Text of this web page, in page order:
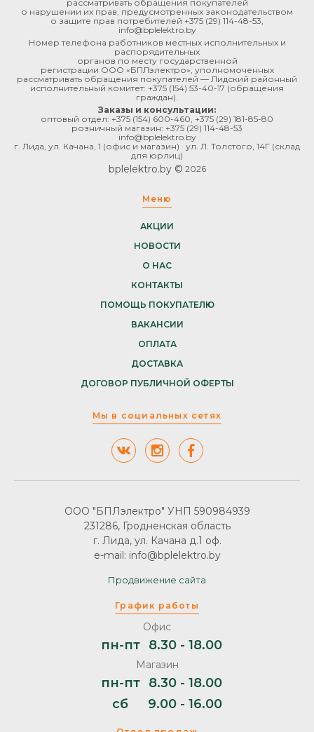
рассматривать обращения покупателей
о нарушении их прав, предусмотренных законодательством
о защите прав потребителей +375 (29) 114-48-53
info@bplelektro.by
Номер телефона работников местных исполнительных и
распорядительных
органов по месту государственной
регистрации ООО «БПЛэлектро», уполномоченных
рассматривать обращения покупателей — Лидский районный
исполнительный комитет: +375 (154) 53-40-17 (обращения
граждан).
Заказы и консультации:
оптовый отдел: +375 (154) 600-460 +375 (29) 181-85-80
розничный магазин: +375 (29) 114-48-53
info@bplelektro.by
г. Лида, ул. Качана, 1 (офис и магазин) · ул. Л. Толстого, 14Г (склад
для юрлиц)
bplelektro.by © 2026
Меню
АКЦИИ
НОВОСТИ
О НАС
КОНТАКТЫ
ПОМОЩЬ ПОКУПАТЕЛЮ
ВАКАНСИИ
ОПЛАТА
ДОСТАВКА
ДОГОВОР ПУБЛИЧНОЙ ОФЕРТЫ
Мы в социальных сетях
График работы
Офис
пн-пт 8.30 - 18.00
Магазин
пн-пт
8.30 - 18.00
сб
9.00 - 16.00
ООО "БПЛэлектро" УНП 590984939
231286, Гродненская область
г. Лида, ул. Качана д.1 оф.
e-mail: info@bplelektro.by
Продвижение сайта